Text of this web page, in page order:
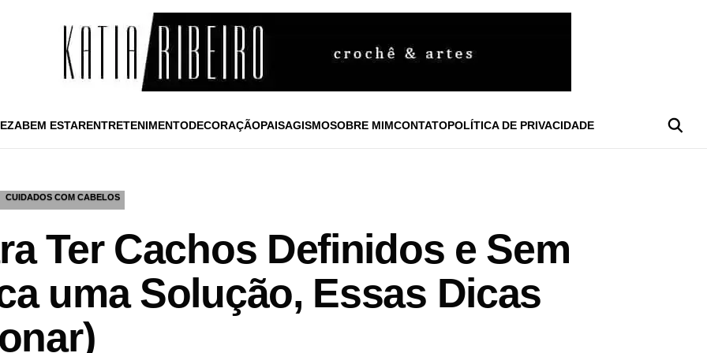
BEM ESTARENTRETENIMENTODECORAÇÃOPAISAGISMOSOBRE MIMCONTATOPOLÍTICA DE PRIVACIDADE
CUIDADOS COM CABELOS
Ter Cachos Definidos e Sem
uma Solução, Essas Dicas